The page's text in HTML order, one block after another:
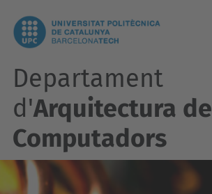
Departament
d'Arquitectura de
Computadors